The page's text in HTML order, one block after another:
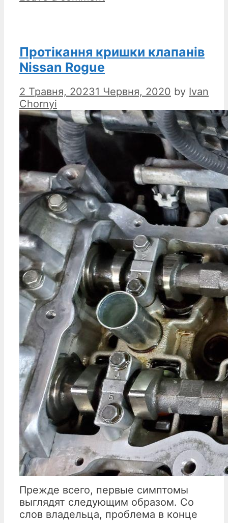
Протікання кришки клапанів
Nissan Rogue
2 Травня, 20231 Червня, 2020 by Ivan
Chornyi
Прежде всего, первые симптомы
выглядят следующим образом. Со
слов владельца, проблема в конце